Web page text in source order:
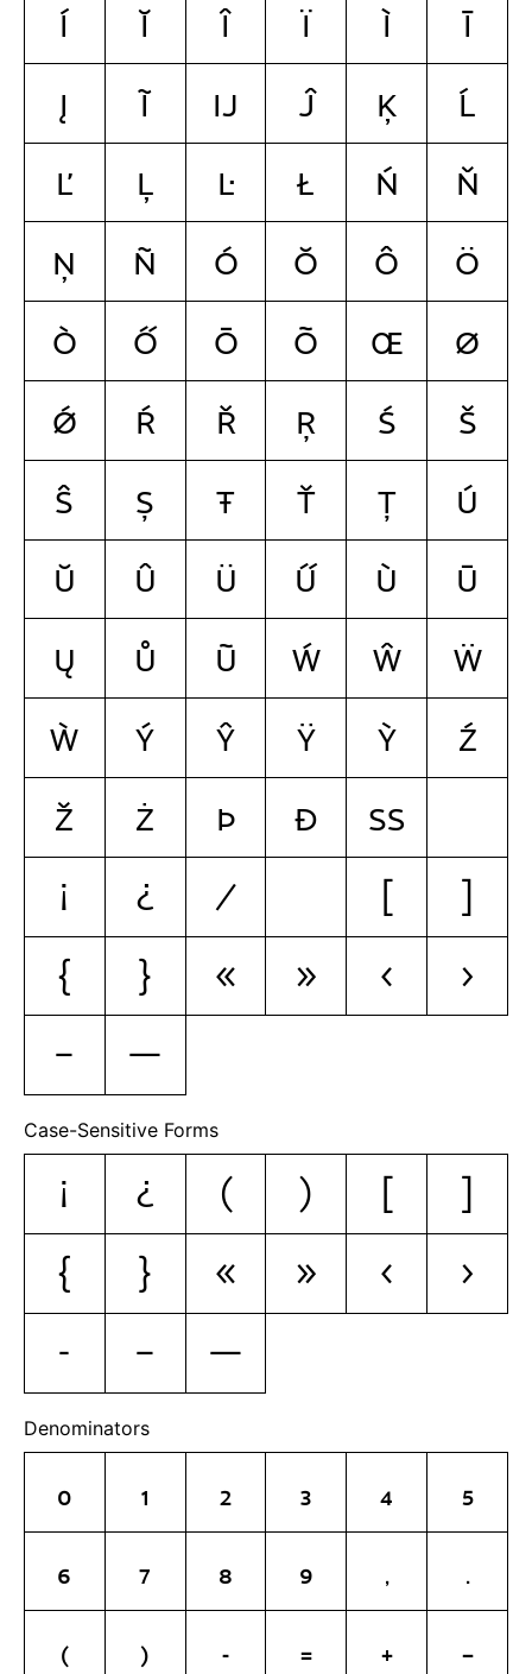
í
ĭ î ï ì
ī
į
ĩ ĳ ĵ ķ
ĺ
ľ
ļ ŀ ł ń
ň
ņ
ñ ó ŏ ô
ö
ò
ő ō õ œ
ø
ǿ
ŕ ř ŗ ś
š
ŝ
ș ŧ ť ț
ú
ŭ
û ü ű ù
ū
ų
ů ũ ẃ ŵ
ẅ
ẁ
ý ŷ ÿ ỳ
ź
ž
ż þ ð
ß
¡
¿ /
{
} « » ‹
›
–
—
Case-Sensitive Forms
¡ ¿ ( )
{
} « » ‹
›
-
– —
Denominators
0 1 2 3 4
5
6
7 8 9 ,
.
(
) - = +
−